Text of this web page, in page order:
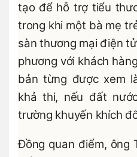
tạo để hỗ trợ tiểu
trong khi một bà mẹ
sàn thương mại điện
phương với khách
bản từng được xem
khả thi, nếu đất
trường khuyến khích
Đồng quan điểm, ông